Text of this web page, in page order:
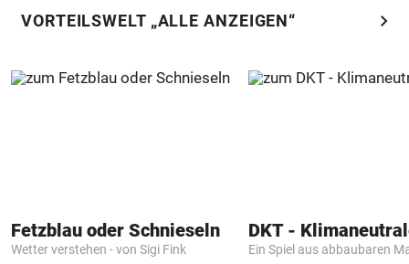
VORTEILSWELT „ALLE ANZEIGEN“ chevron_right
Fetzblau oder Schnieseln
Wetter verstehen - von Sigi Fink Ein Spiel aus abbaubaren